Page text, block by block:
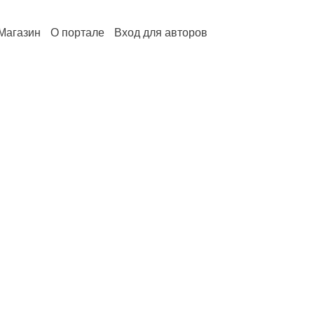
О портале Вход для авторов